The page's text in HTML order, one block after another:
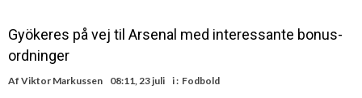
Gyökeres på vej til Arsenal med interessante bonus-
ordninger
Af Viktor Markussen 08:11, 23 juli i : Fodbold